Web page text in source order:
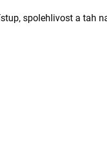
spolehlivost a tah